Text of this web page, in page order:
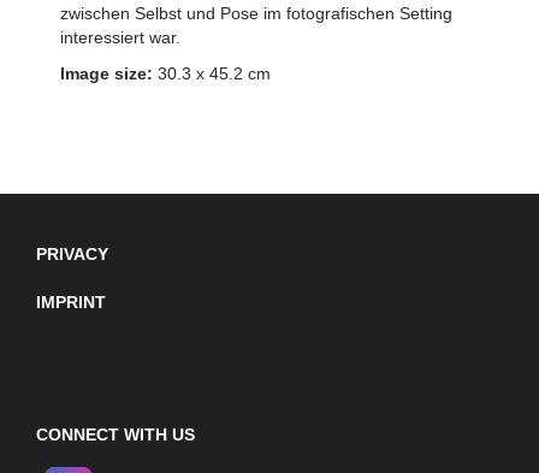
zwischen Selbst und Pose im fotografischen Setting
interessiert war.
Image size: 30.3 x 45.2 cm
PRIVACY
IMPRINT
CONNECT WITH US